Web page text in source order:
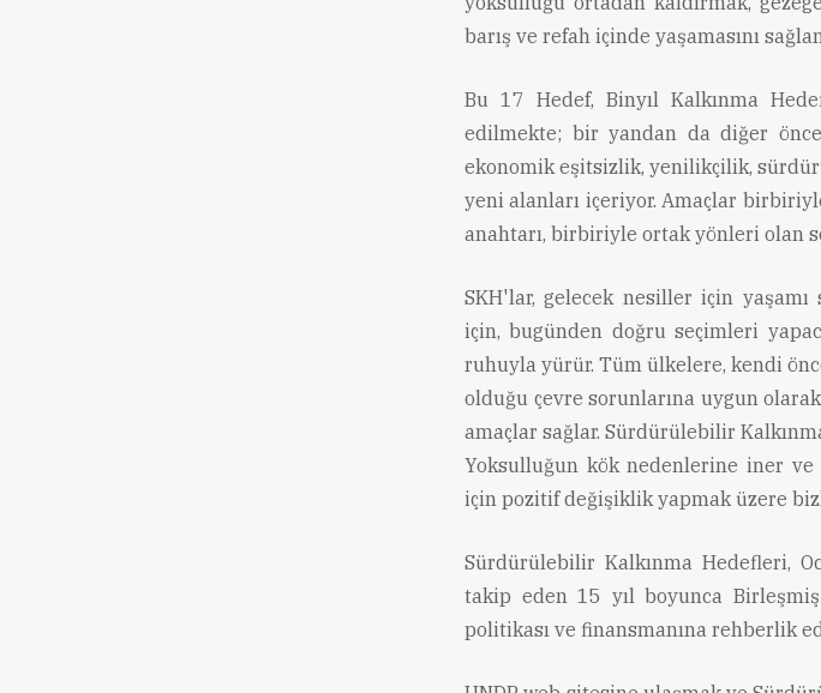
barış ve refah içinde yaşamasını
Bu 17 Hedef, Binyıl Kalkınma
edilmekte; bir yandan da diğer
ekonomik eşitsizlik, yenilikçilik,
yeni alanları içeriyor. Amaçlar
anahtarı, birbiriyle ortak yönleri olan
SKH'lar, gelecek nesiller için
için, bugünden doğru seçimleri
ruhuyla yürür. Tüm ülkelere, kendi
olduğu çevre sorunlarına uygun
amaçlar sağlar. Sürdürülebilir
Yoksulluğun kök nedenlerine iner
için pozitif değişiklik yapmak üzere
Sürdürülebilir Kalkınma Hedefleri,
takip eden 15 yıl boyunca
politikası ve finansmanına rehberlik